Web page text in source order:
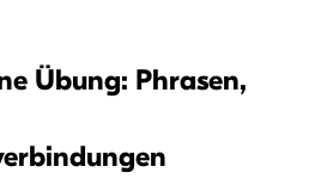
Übung: Phrasen,